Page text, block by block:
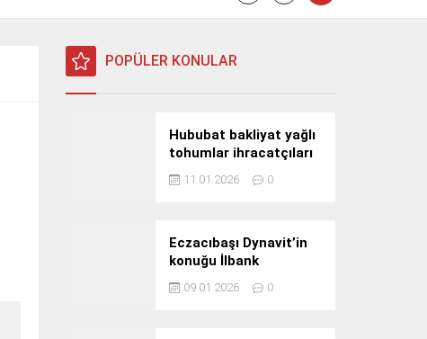
POPÜLER KONULAR
Hububat bakliyat yağlı
tohumlar ihracatçıları
Güney Kore yolcusu
11.01.2026 0
Eczacıbaşı Dynavit’in
konuğu İlbank
09.01.2026 0